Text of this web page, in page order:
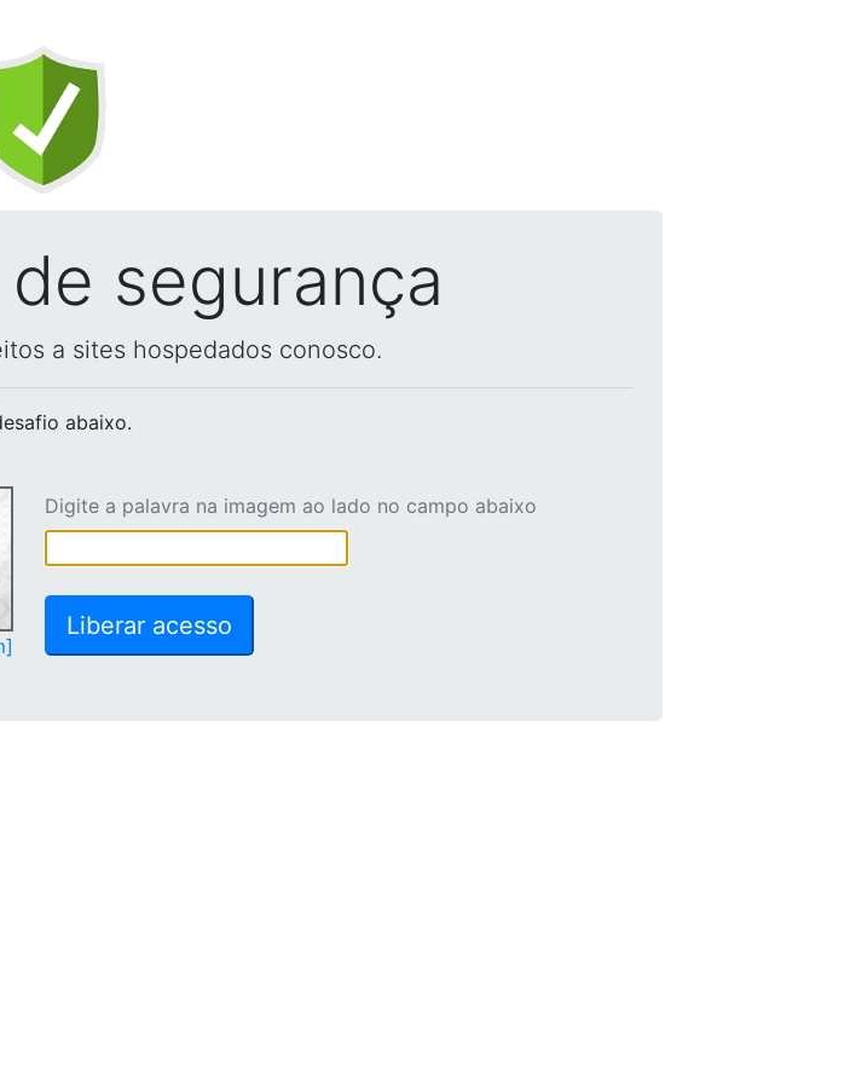
segurança
a sites hospedados conosco.
abaixo.
Digite a palavra na imagem ao lado no campo abaixo